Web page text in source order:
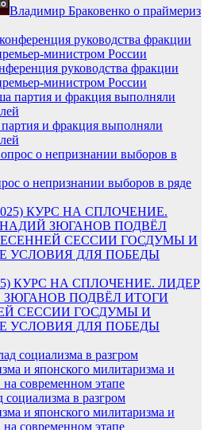
Владимир Браковенко о праймериз
руководства фракции
министром России
и фракция выполняли
о непризнании выборов в ряде
КУРС НА СПЛОЧЕНИЕ. ЛИДЕР
ПОДВЁЛ ИТОГИ
СЕССИИ ГОСДУМЫ И
УСЛОВИЯ ДЛЯ ПОБЕДЫ
социализма в разгром
и японского милитаризма и
современном этапе